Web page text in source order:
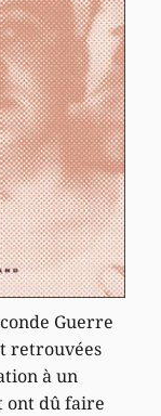
Guerre
retrouvées
à un
ont dû faire